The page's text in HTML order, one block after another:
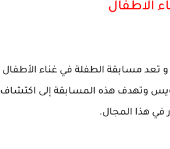
الاطفال
من اسرتها و تعد مسابقة الطفلة في غناء الأطفال
وتهدف هذه المسابقة إلى اكتشاف
في هذا المجال.